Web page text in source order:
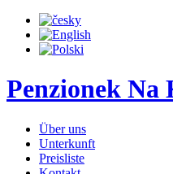
Penzionek Na
Über uns
Unterkunft
Preisliste